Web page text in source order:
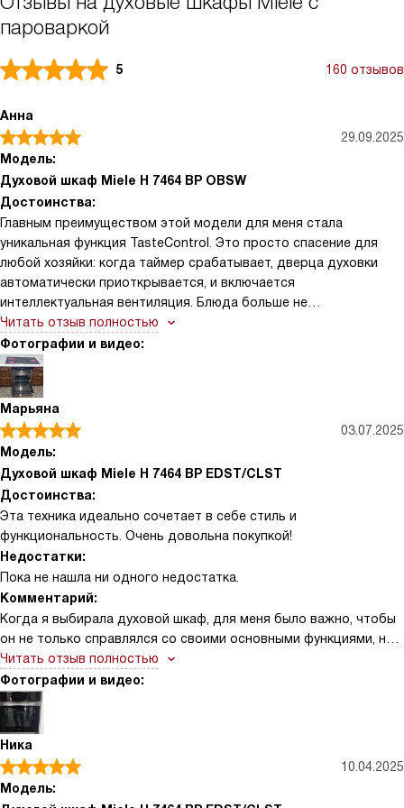
пароваркой
5 160 отзывов
Анна
29.09.2025
Модель:
Духовой шкаф Miele H 7464 BP OBSW
Достоинства:
Главным преимуществом этой модели для меня стала
уникальная функция TasteControl. Это просто спасение для
любой хозяйки: когда таймер срабатывает, дверца духовки
автоматически приоткрывается, и включается
интеллектуальная вентиляция. Блюда больше не
пересушиваются из-за остаточного жара, а мясо или выпечка
остаются именно такими сочными и нежными, какими они были
в момент готовности. Также хочу выделить пиролитическую
очистку в сочетании с катализатором AirClean. Теперь уборка
занимает минимум времени и усилий — нужно лишь запустить
программу, и высокая температура превращает любые
загрязнения в пепел, который легко стирается влажной
тряпкой. Отдельного упоминания заслуживают
телескопические направляющие FlexiClip: противни выезжают
плавно и надежно, что делает процесс посадки и выемки
тяжелых блюд абсолютно безопасным и комфортным.
Сенсорный дисплей DirectSensor интуитивно понятен, а
наличие двадцати пользовательских программ позволяет
сохранить мои фирменные рецепты для быстрого доступа
одним касанием.
Читать отзыв полностью
Фотографии и видео:
Марьяна
03.07.2025
Модель:
Духовой шкаф Miele H 7464 BP EDST/CLST
Достоинства:
Эта техника идеально сочетает в себе стиль и
функциональность. Очень довольна покупкой!
Недостатки:
Пока не нашла ни одного недостатка.
Комментарий:
Когда я выбирала духовой шкаф, для меня было важно, чтобы
он не только справлялся со своими основными функциями, но
и предлагал что-то особенное. Эта модель сразу привлекла
мое внимание своими возможностями. Функция добавления
пара оказалась невероятно полезной, особенно когда я
готовлю выпечку. Булочки и хлеб получаются воздушными и с
хрустящей корочкой.
Однажды я решила попробовать приготовить праздничный
обед для всей семьи. Разморозила продукты и
Читать отзыв полностью
Фотографии и видео:
Ника
10.04.2025
Модель: